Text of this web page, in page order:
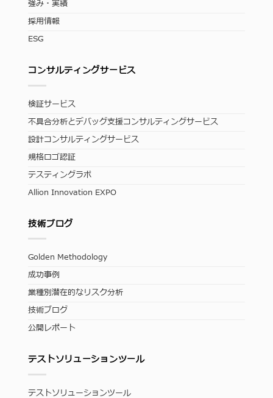
強み・実績
採用情報
ESG
コンサルティングサービス
検証サービス
不具合分析とデバッグ支援コンサルティングサービス
設計コンサルティングサービス
規格ロゴ認証
テスティングラボ
Allion Innovation EXPO
技術ブログ
Golden Methodology
成功事例
業種別潜在的なリスク分析
技術ブログ
公開レポート
テストソリューションツール
テストソリューションツール